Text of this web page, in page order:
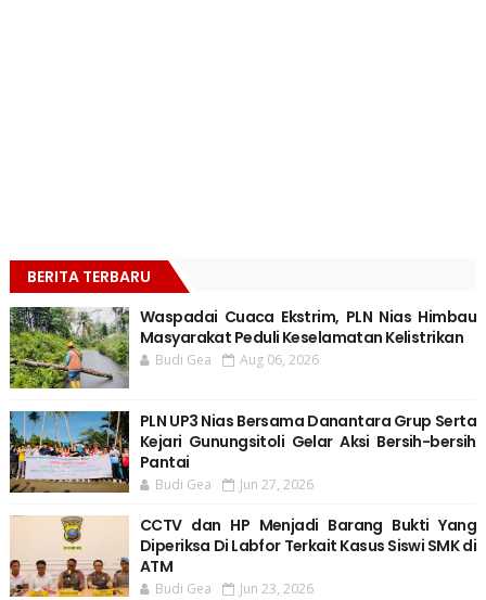
BERITA TERBARU
Waspadai Cuaca Ekstrim, PLN Nias Himbau
Masyarakat Peduli Keselamatan Kelistrikan
Budi Gea Aug 06, 2026
PLN UP3 Nias Bersama Danantara Grup Serta
Kejari Gunungsitoli Gelar Aksi Bersih-bersih
Pantai
Budi Gea Jun 27, 2026
CCTV dan HP Menjadi Barang Bukti Yang
Diperiksa Di Labfor Terkait Kasus Siswi SMK di
ATM
Budi Gea Jun 23, 2026